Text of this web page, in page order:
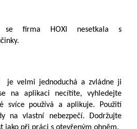
firma HOXI nesetkala s
je velmi jednoduchá a zvládne ji
na aplikaci necítíte, vyhledejte
svíce používá a aplikuje. Použití
na vlastní nebezpečí. Dodržujte